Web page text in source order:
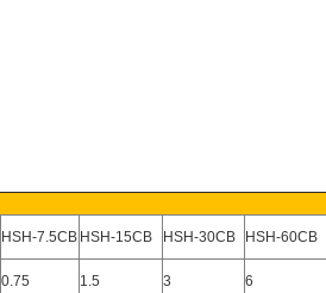
HSH-7.5CB HSH-15CB HSH-30CB
HSH-60CB
0.75 1.5 3
6